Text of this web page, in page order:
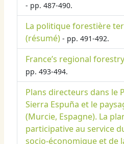
- pp. 487-490.
La politique forestière
(résumé) - pp. 491-492.
France’s regional
pp. 493-494.
Plans directeurs dans le
Sierra Espuña et le
(Murcie, Espagne). La
participative au service
socio-économique et de